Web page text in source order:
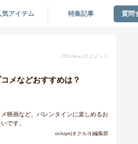
気アイテム 特集記事 質問
251View 22 コメント
メなどおすすめは？
映画など、バレンタインに楽しめるお
です。
ocruyo(オクルヨ)編集部